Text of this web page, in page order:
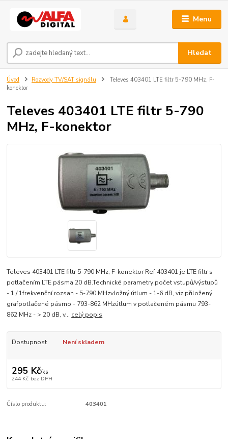
Menu
Hledat
Úvod Rozvody TV/SAT signálu
Televes 403401 LTE filtr 5-790 MHz, F-
konektor
Televes 403401 LTE filtr 5-790
MHz, F-konektor
Televes 403401 LTE filtr 5-790 MHz, F-konektor Ref.403401 je LTE filtr s
potlačením LTE pásma 20 dB.Technické parametry:počet vstupů/výstupů
- 1 / 1frekvenční rozsah - 5-790 MHzvložný útlum - 1-6 dB, viz přiložený
grafpotlačené pásmo - 793-862 MHzútlum v potlačeném pásmu 793-
862 MHz - > 20 dB, v... celý popis
Dostupnost Není skladem
295 Kč/ks
244 Kč bez DPH
Číslo produktu: 403401